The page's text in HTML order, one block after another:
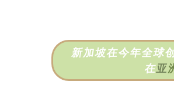
新加坡在今年全球
在亚